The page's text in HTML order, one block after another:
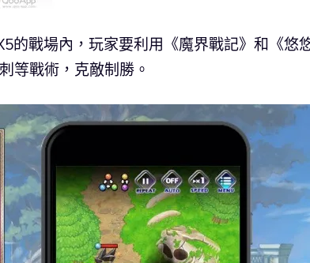
的戰場內，玩家要利用《魔界戰記》和《悠
等戰術，克敵制勝。